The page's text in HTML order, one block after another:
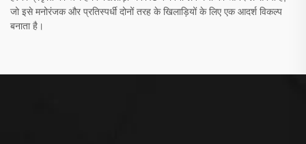
जो इसे मनोरंजक और प्रतिस्पर्धी दोनों तरह के खिलाड़ियों के लिए एक आदर्श विकल्प
बनाता है।